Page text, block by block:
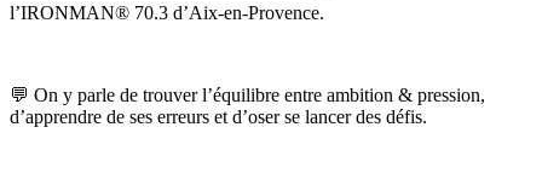
l’IRONMAN® 70.3 d’Aix-en-Provence.
💬 On y parle de trouver l’équilibre entre ambition & pression,
d’apprendre de ses erreurs et d’oser se lancer des défis.